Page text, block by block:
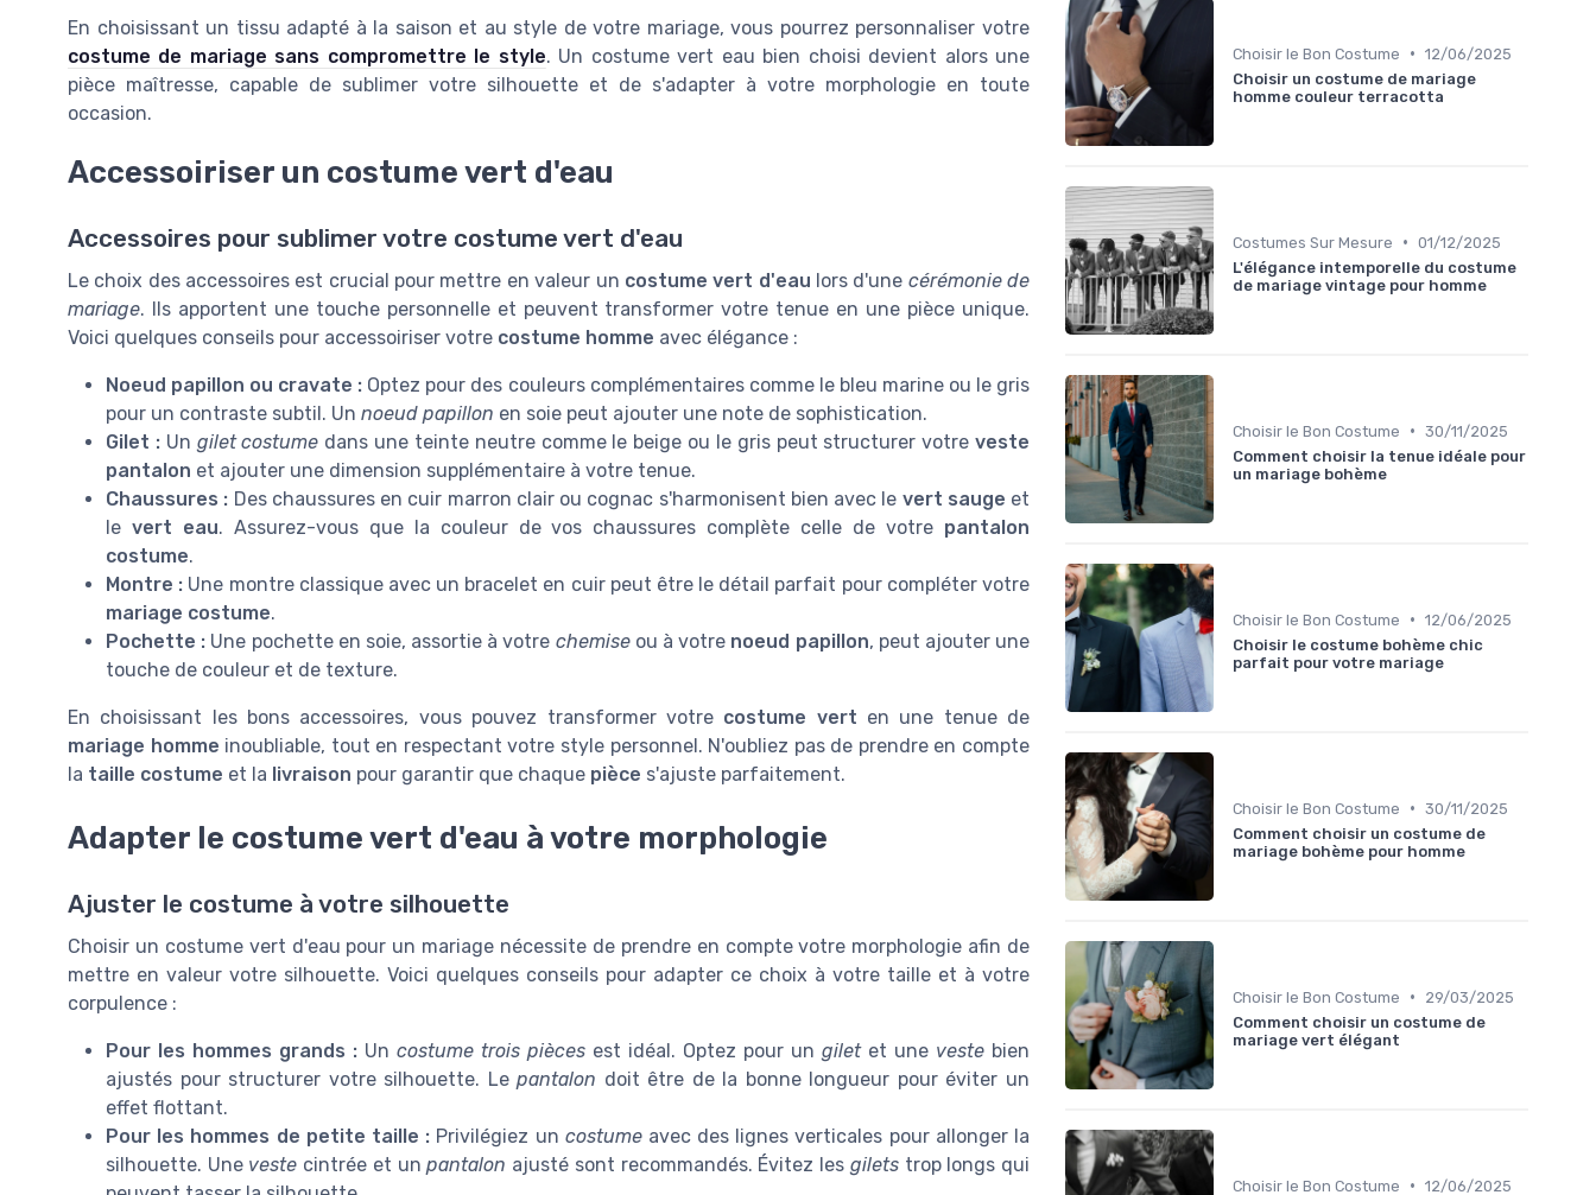
En choisissant un tissu adapté à la saison et au style de votre mariage, vous pourrez personnaliser votre
costume de mariage sans compromettre le style. Un costume vert eau bien choisi devient alors une
pièce maîtresse, capable de sublimer votre silhouette et de s'adapter à votre morphologie en toute
occasion.
Accessoiriser un costume vert d'eau
Accessoires pour sublimer votre costume vert d'eau
Le choix des accessoires est crucial pour mettre en valeur un costume vert d'eau lors d'une cérémonie de
mariage. Ils apportent une touche personnelle et peuvent transformer votre tenue en une pièce unique.
Voici quelques conseils pour accessoiriser votre costume homme avec élégance :
Noeud papillon ou cravate : Optez pour des couleurs complémentaires comme le bleu marine ou le gris
pour un contraste subtil. Un noeud papillon en soie peut ajouter une note de sophistication.
Gilet :Un gilet costume dans une teinte neutre comme le beige ou le gris peut structurer votreveste
pantalon et ajouter une dimension supplémentaire à votre tenue.
Chaussures : Des chaussures en cuir marron clair ou cognac s'harmonisent bien avec le vert sauge et
le vert eau. Assurez-vous que la couleur de vos chaussures complète celle de votre pantalon
costume.
Montre : Une montre classique avec un bracelet en cuir peut être le détail parfait pour compléter votre
mariage costume.
Pochette : Une pochette en soie, assortie à votre chemiseou à votre noeud papillon, peut ajouter une
touche de couleur et de texture.
En choisissant les bons accessoires, vous pouvez transformer votre costume vert en une tenue de
mariage homme inoubliable, tout en respectant votre style personnel. N'oubliez pas de prendre en compte
la taille costume et la livraison pour garantir que chaque pièce s'ajuste parfaitement.
Adapter le costume vert d'eau à votre morphologie
Ajuster le costume à votre silhouette
Choisir un costume vert d'eau pour un mariage nécessite de prendre en compte votre morphologie afin de
mettre en valeur votre silhouette. Voici quelques conseils pour adapter ce choix à votre taille et à votre
corpulence :
Pour les hommes grands : Un costume trois pièces est idéal. Optez pour un giletet une veste bien
ajustés pour structurer votre silhouette. Lepantalon doit être de la bonne longueur pour éviter un
effet flottant.
Pour les hommes de petite taille : Privilégiez un costumeavec des lignes verticales pour allonger la
silhouette. Une veste cintrée et unpantalon ajusté sont recommandés. Évitez les giletstrop longs qui
Choisir le Bon Costume • 12/06/2025
Choisir un costume de mariage
homme couleur terracotta
Costumes Sur Mesure • 01/12/2025
L'élégance intemporelle du costume
de mariage vintage pour homme
Choisir le Bon Costume • 30/11/2025
Comment choisir la tenue idéale pour
un mariage bohème
Choisir le Bon Costume • 12/06/2025
Choisir le costume bohème chic
parfait pour votre mariage
Choisir le Bon Costume • 30/11/2025
Comment choisir un costume de
mariage bohème pour homme
Choisir le Bon Costume •
29/03/2025
Comment choisir un costume de
mariage vert élégant
Choisir le Bon Costume • 12/06/2025